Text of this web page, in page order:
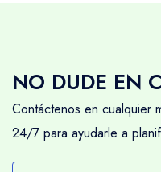
principal si
Atlas y
maletas
una mochila
NO DUDE EN
Contáctenos en cualquier
24/7 para ayudarle a